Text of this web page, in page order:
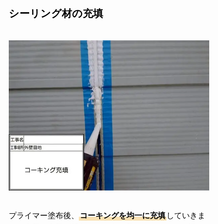
シーリング材の充填
プライマー塗布後、 コーキングを均一に充填していきま